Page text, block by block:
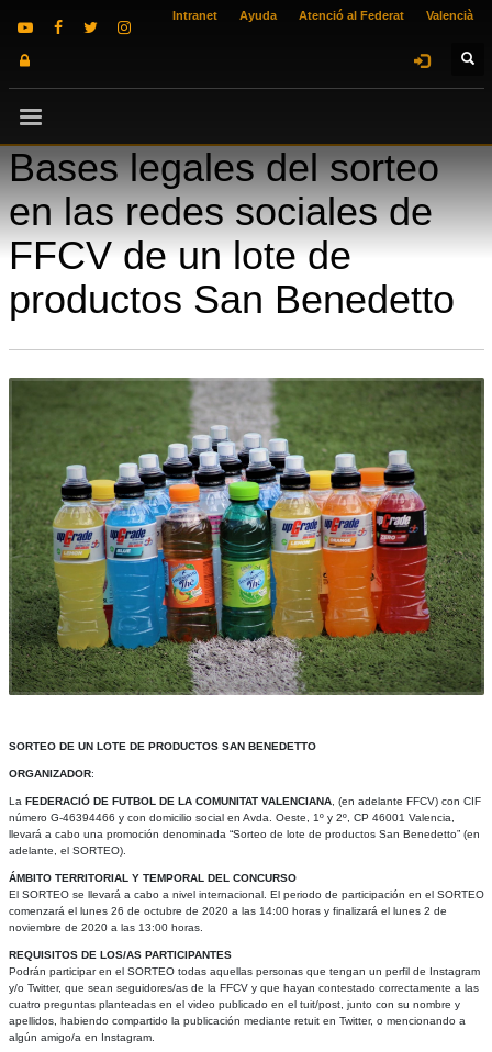
Intranet Ayuda Atenció al Federat Valencià
Bases legales del sorteo
en las redes sociales de
FFCV de un lote de
productos San Benedetto
SORTEO DE UN LOTE DE PRODUCTOS SAN BENEDETTO
ORGANIZADOR:
La FEDERACIÓ DE FUTBOL DE LA COMUNITAT VALENCIANA, (en adelante FFCV) con CIF
número G-46394466 y con domicilio social en Avda. Oeste, 1º y 2º, CP 46001 Valencia,
llevará a cabo una promoción denominada “Sorteo de lote de productos San Benedetto” (en
adelante, el SORTEO).
ÁMBITO TERRITORIAL Y TEMPORAL DEL CONCURSO
El SORTEO se llevará a cabo a nivel internacional. El periodo de participación en el SORTEO
comenzará el lunes 26 de octubre de 2020 a las 14:00 horas y finalizará el lunes 2 de
noviembre de 2020 a las 13:00 horas.
REQUISITOS DE LOS/AS PARTICIPANTES
Podrán participar en el SORTEO todas aquellas personas que tengan un perfil de Instagram
y/o Twitter, que sean seguidores/as de la FFCV y que hayan contestado correctamente a las
cuatro preguntas planteadas en el video publicado en el tuit/post, junto con su nombre y
apellidos, habiendo compartido la publicación mediante retuit en Twitter, o mencionando a
algún amigo/a en Instagram.